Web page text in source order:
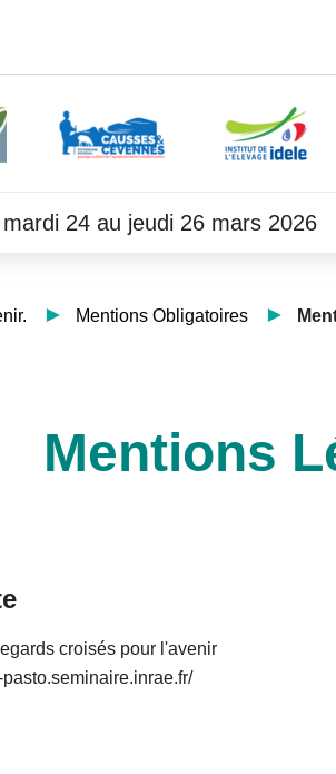
24 au jeudi 26 mars 2026
Mentions Obligatoires
Mentions
croisés pour l'avenir
pasto.seminaire.inrae.fr/